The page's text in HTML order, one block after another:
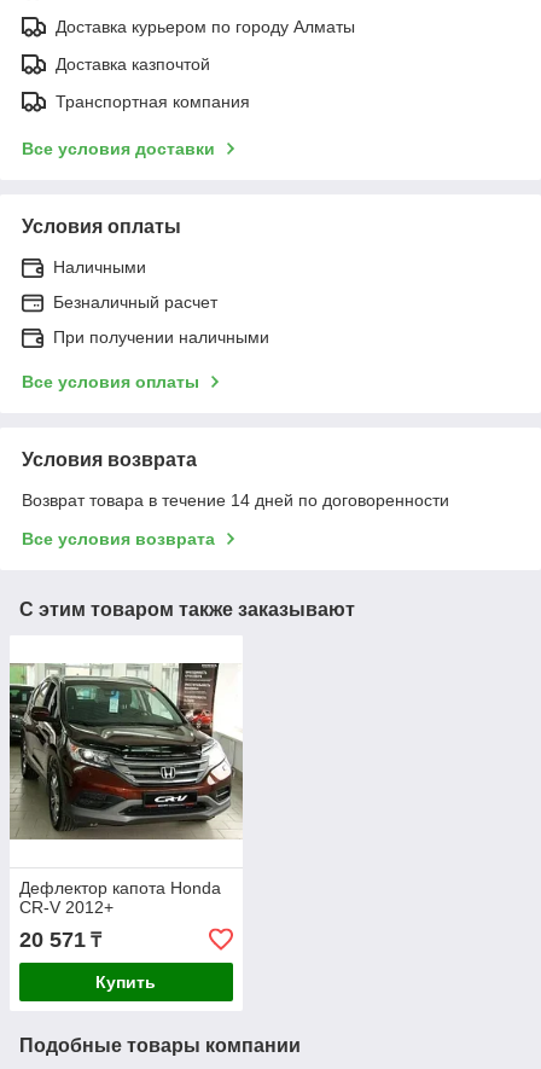
Доставка курьером по городу Алматы
Доставка казпочтой
Транспортная компания
Все условия доставки
Условия оплаты
Наличными
Безналичный расчет
При получении наличными
Все условия оплаты
Условия возврата
Возврат товара в течение 14 дней по договоренности
Все условия возврата
С этим товаром также заказывают
Дефлектор капота Honda
CR-V 2012+
20 571 ₸
Купить
Подобные товары компании